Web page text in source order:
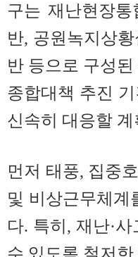
구는 재난현장
반, 공원녹지상
반 등으로 구성
종합대책 추진
신속히 대응할 계
먼저 태풍, 집중
및 비상근무체
다. 특히, 재난·
수 있도록 철저